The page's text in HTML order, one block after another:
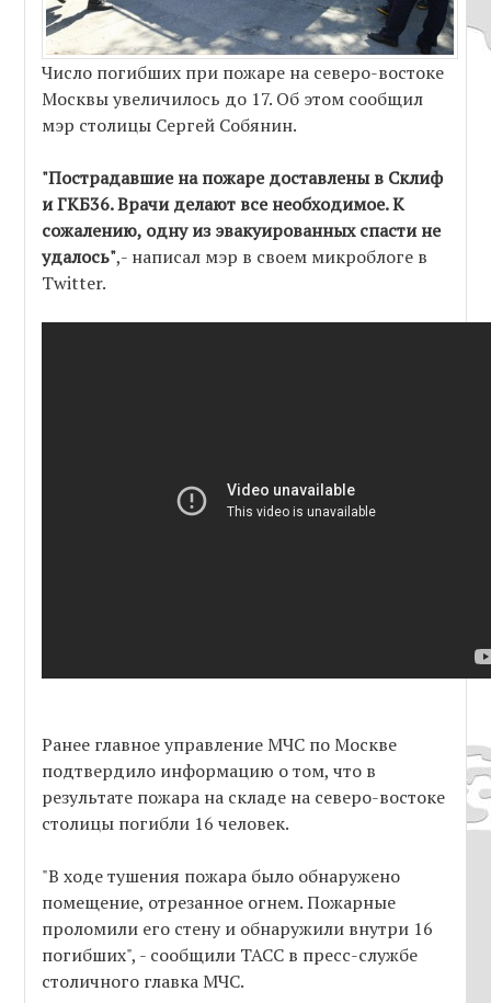
Число погибших при пожаре на северо-востоке
Москвы увеличилось до 17. Об этом сообщил
мэр столицы Сергей Собянин.
"Пострадавшие на пожаре доставлены в Склиф
и ГКБ36. Врачи делают все необходимое. К
сожалению, одну из эвакуированных спасти не
удалось",- написал мэр в своем микроблоге в
Twitter.
Ранее главное управление МЧС по Москве
подтвердило информацию о том, что в
результате пожара на складе на северо-востоке
столицы погибли 16 человек.
"В ходе тушения пожара было обнаружено
помещение, отрезанное огнем. Пожарные
проломили его стену и обнаружили внутри 16
погибших", - сообщили ТАСС в пресс-службе
столичного главка МЧС.